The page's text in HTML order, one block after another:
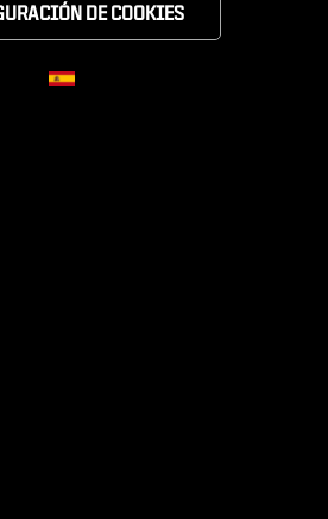
DE COOKIES
CHOOSE YOUR